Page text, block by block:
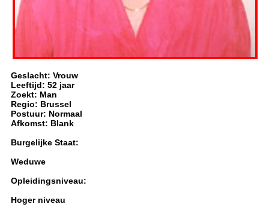
Geslacht: Vrouw
Leeftijd: 52 jaar
Zoekt: Man
Regio: Brussel
Postuur: Normaal
Afkomst: Blank
Burgelijke Staat:
Weduwe
Opleidingsniveau:
Hoger niveau